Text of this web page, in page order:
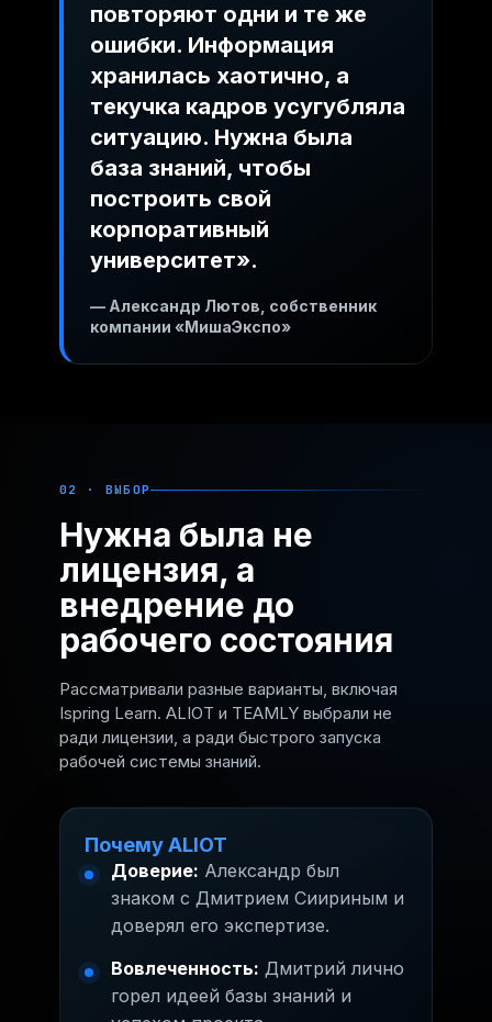
повторяют одни и те же
ошибки. Информация
хранилась хаотично, а
текучка кадров усугубляла
ситуацию. Нужна была
база знаний, чтобы
построить свой
корпоративный
университет».
— Александр Лютов, собственник
компании «МишаЭкспо»
02 · ВЫБОР
Нужна была не
лицензия, а
внедрение до
рабочего состояния
Рассматривали разные варианты, включая
Ispring Learn. ALIOT и TEAMLY выбрали не
ради лицензии, а ради быстрого запуска
рабочей системы знаний.
Почему ALIOT
Доверие: Александр был
знаком с Дмитрием Сиириным и
доверял его экспертизе.
Вовлеченность: Дмитрий лично
горел идеей базы знаний и